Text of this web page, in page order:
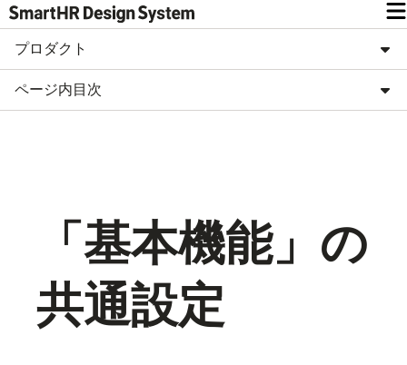
プロダクト
ページ内目次
「基本機能」の
共通設定